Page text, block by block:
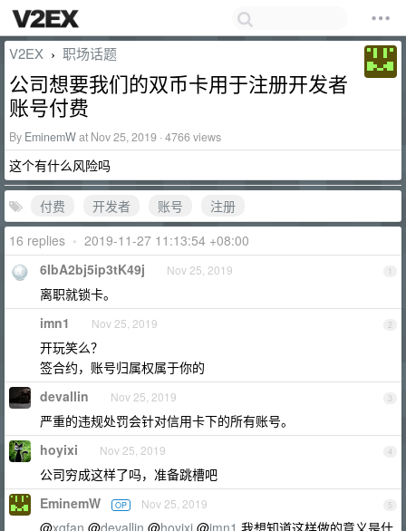
V2EX › 职场话题
公司想要我们的双币卡用于注册开发者
账号付费
By EminemWat Nov 25, 2019 · 4766 views
这个有什么风险吗
付费 开发者 账号
注册
16 replies • 2019-11-27 11:13:54 +08:00
1
6IbA2bj5ip3tK49j Nov 25, 2019
离职就锁卡。
2
imn1 Nov 25, 2019
开玩笑么？
签合约，账号归属权属于你的
3
devallin Nov 25, 2019
严重的违规处罚会针对信用卡下的所有账号。
4
hoyixi Nov 25, 2019
公司穷成这样了吗，准备跳槽吧
5
EminemW OP Nov 25, 2019
@xgfan @devallin @hoyixi @imn1 我想知道这样做的意义是什